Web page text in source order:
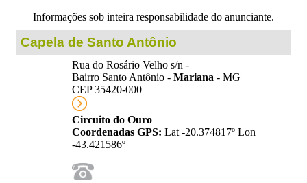
Informações sob inteira responsabilidade do anunciante.
Capela de Santo Antônio
Rua do Rosário Velho s/n -
Bairro Santo Antônio - Mariana - MG
CEP 35420-000
Circuito do Ouro
Coordenadas GPS: Lat -20.374817º Lon
-43.421586º